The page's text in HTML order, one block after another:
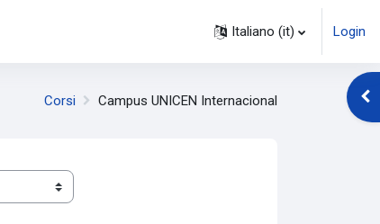
Italiano ‎(it)‎ Login
Corsi Campus UNICEN Internacional